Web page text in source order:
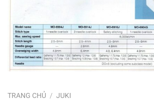
TRANG CHỦ / JUKI